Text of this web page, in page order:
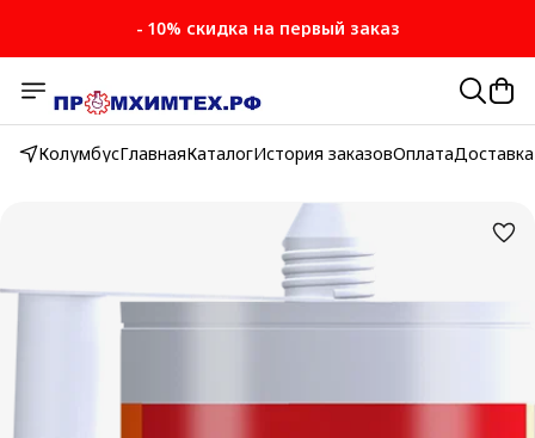
- 10% скидка на первый заказ
КолумбусГлавнаяКаталогИстория заказовОплатаДоставка